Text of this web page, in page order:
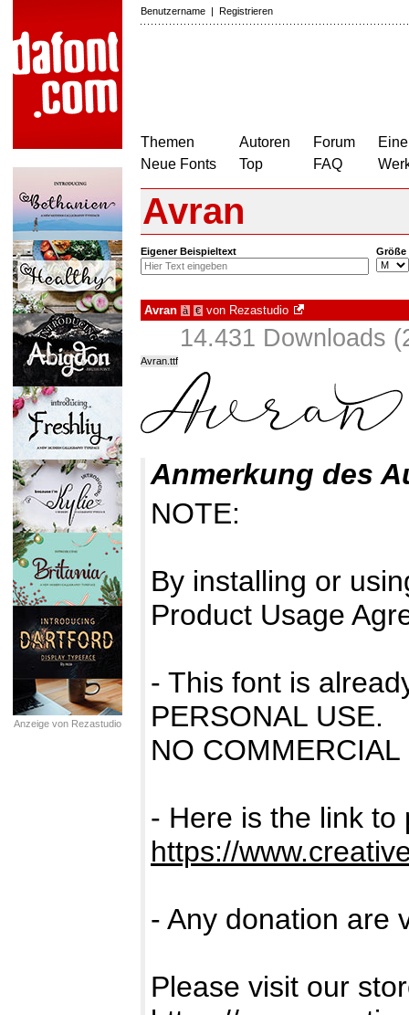
Benutzername | Registrieren
Themen
Neue Fonts
Autoren
Top
Forum
FAQ
Anzeige von Rezastudio
Avran
Eigener Beispieltext Größe
Avran à € von Rezastudio
14.431 Downloads
Avran.ttf
Anmerkung des
NOTE:
By installing or
Product Usage
- This font is
PERSONAL USE.
NO
- Here is the link to
https://
- Any donation are
Please visit our